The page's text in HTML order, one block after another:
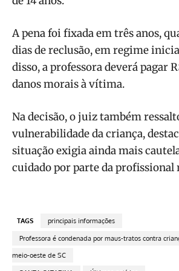
A pena foi fixada em três anos,
dias de reclusão, em regime
disso, a professora deverá pagar
danos morais à vítima.
Na decisão, o juiz também
vulnerabilidade da criança,
situação exigia ainda mais
cuidado por parte da profissional
TAGS principais informações
Professora é condenada por maus-tratos contra
meio-oeste de SC